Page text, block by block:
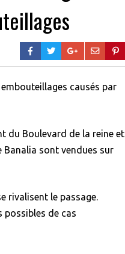
causés par
du Boulevard de la reine et
sont vendues sur
rivalisent le passage.
possibles de cas